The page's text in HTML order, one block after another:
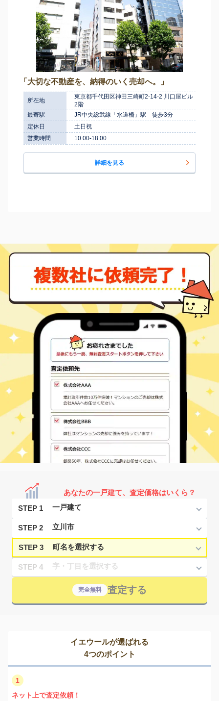
「大切な不動産を、納得のいく売却へ。」
所在地
東京都千代田区神田三崎町2-14-2 川口屋ビル
2階
最寄駅
JR中央総武線「水道橋」駅 徒歩3分
定休日
土日祝
営業時間
10:00-18:00
詳細を見る
あなたの一戸建て、査定価格はいくら？
STEP 1
STEP 2
STEP 3
STEP 4
完全無料 査定する
イエウールが選ばれる
4つのポイント
1
ネット上で査定依頼！